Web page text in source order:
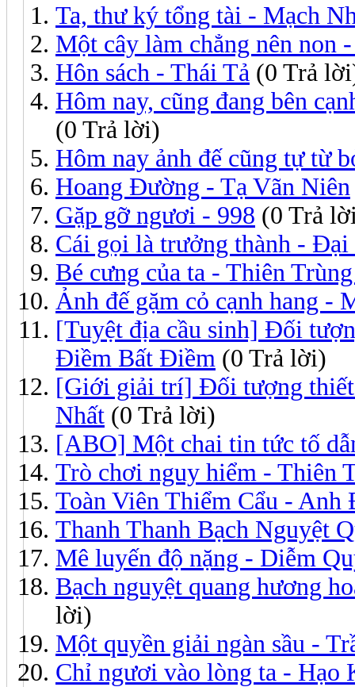
Ta, thư ký tổng tài - Mạch
Một cây làm chẳng nên non
Hôn sách - Thái Tả (0 Trả
Hôm nay, cũng đang bên
(0 Trả lời)
Hôm nay ảnh đế cũng tự từ
Hoang Đường - Tạ Vãn Niên
Gặp gỡ ngươi - 998 (0 Trả
Cái gọi là trưởng thành -
Bé cưng của ta - Thiên
Ảnh đế gặm cỏ cạnh hang -
[Tuyệt địa cầu sinh] Đối
Điềm Bất Điềm (0 Trả lời)
[Giới giải trí] Đối tượng thiết
Nhất (0 Trả lời)
[ABO] Một chai tin tức tố
Trò chơi nguy hiểm - Thiên
Toàn Viên Thiểm Cẩu - Anh
Thanh Thanh Bạch Nguyệt
Mê luyến độ nặng - Diễm
Bạch nguyệt quang hương
lời)
Một quyền giải ngàn sầu -
Chỉ ngươi vào lòng ta - Hạo